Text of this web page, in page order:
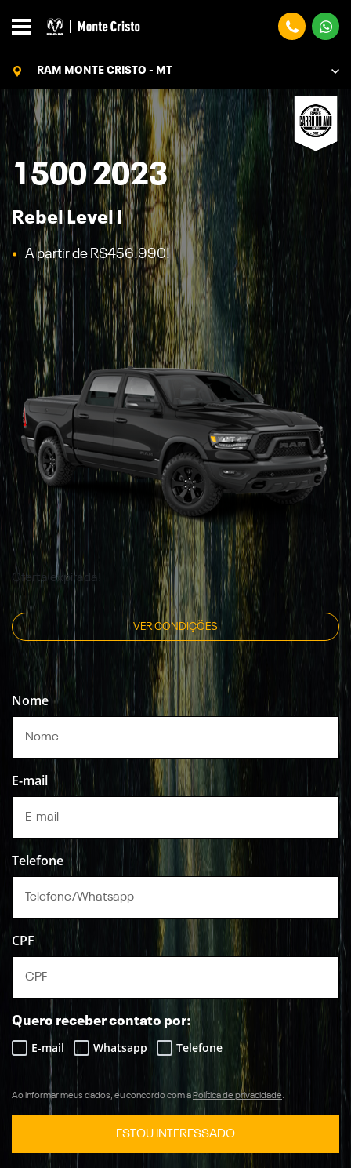
RAM MONTE CRISTO - MT
1500 2023
Rebel Level I
Oferta expirada!
A partir de R$456.990!
VER CONDIÇÕES
Nome
E-mail
Telefone
CPF
Quero receber contato por:
E-mail Whatsapp Telefone
Ao informar meus dados, eu concordo com a Política de privacidade.
ESTOU INTERESSADO